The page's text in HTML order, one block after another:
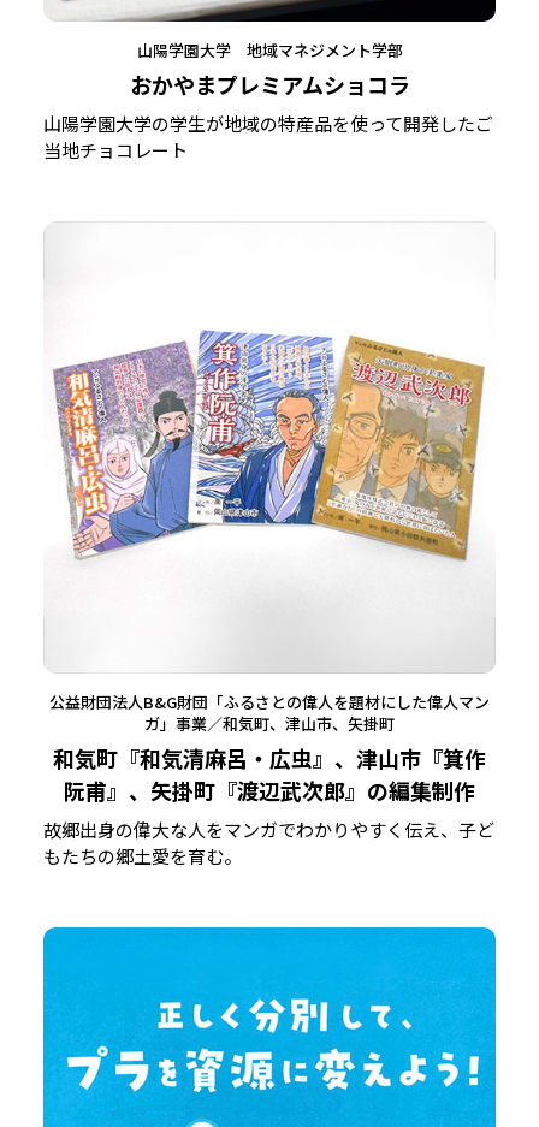
おかやまプレミアムショコラ
山陽学園大学 地域マネジメント学部
山陽学園大学の学生が地域の特産品を使って開発したご
当地チョコレート
和気町『和気清麻呂・広虫』、津山市『箕作
阮甫』、矢掛町『渡辺武次郎』の編集制作
公益財団法人B&G財団「ふるさとの偉人を題材にした偉人マン
ガ」事業／和気町、津山市、矢掛町
故郷出身の偉大な人をマンガでわかりやすく伝え、子ど
もたちの郷土愛を育む。